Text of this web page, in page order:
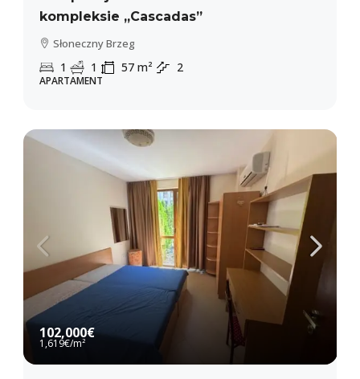
kompleksie „Cascadas”
Słoneczny Brzeg
1 1 57 m² 2
APARTAMENT
102,000€
1,619€/m²